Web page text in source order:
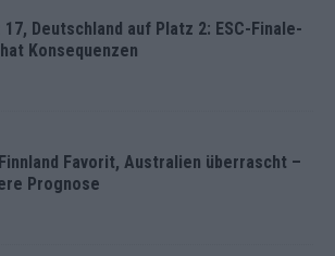
Deutschland auf Platz 2: ESC-Finale-
Konsequenzen
Favorit, Australien überrascht –
Prognose